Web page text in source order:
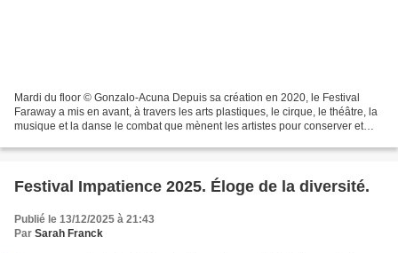
Mardi du floor © Gonzalo-Acuna Depuis sa création en 2020, le Festival
Faraway a mis en avant, à travers les arts plastiques, le cirque, le théâtre, la
musique et la danse le combat que mènent les artistes pour conserver et
Festival Impatience 2025. Éloge de la diversité.
Publié le 13/12/2025 à 21:43
Par Sarah Franck